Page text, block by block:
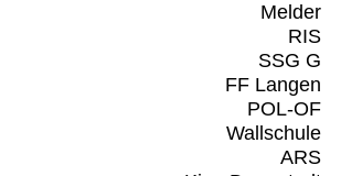
Melder
RIS
SSG G
FF Langen
POL-OF
Wallschule
ARS